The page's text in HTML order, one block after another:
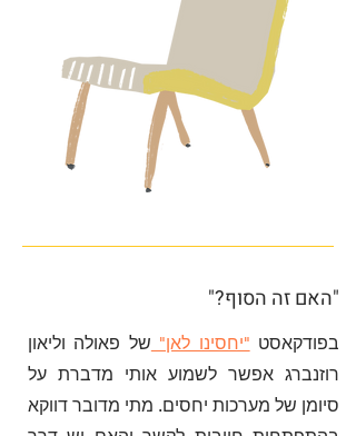
"האם זה הסוף?"
בפודקאסט "יחסינו לאן" של פאולה וליאון
רוזנברג אפשר לשמוע אותי מדברת על
סיומן של מערכות יחסים. מתי מדובר דווקא